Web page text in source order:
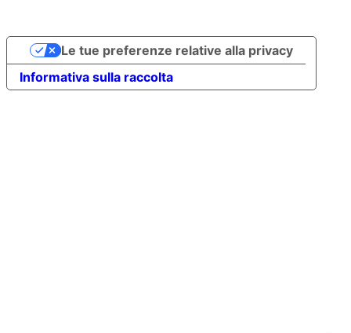
Informativa sulla raccolta
Le tue preferenze relative alla privacy